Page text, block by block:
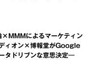
×MMMによるマーケティン
ィオン×博報堂がGoogle
タドリブンな意思決定―